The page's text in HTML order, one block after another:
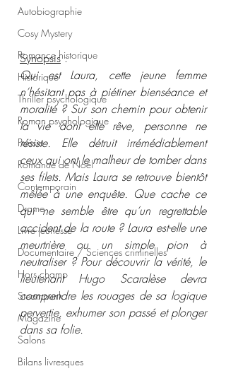
Autobiographie
Cosy Mystery
Romance historique
Historique
Thriller psychologique
Roman psychologique
Poésie
Romance de Noël
Contemporain
Drame
Livre jeunesse
Documentaire / Sciences criminelles
Hors champ
Steampunk
Magazine
Salons
Bilans livresques
Synopsis :
Qui est Laura, cette jeune femme
n’hésitant pas à piétiner bienséance et
moralité ? Sur son chemin pour obtenir
la vie dont elle rêve, personne ne
résiste. Elle détruit irrémédiablement
ceux qui ont le malheur de tomber dans
ses filets. Mais Laura se retrouve bientôt
mêlée à une enquête. Que cache ce
qui ne semble être qu’un regrettable
accident de la route ? Laura est-elle une
meurtrière ou un simple pion à
neutraliser ? Pour découvrir la vérité, le
lieutenant Hugo Scaralèse devra
comprendre les rouages de sa logique
pervertie, exhumer son passé et plonger
dans sa folie.